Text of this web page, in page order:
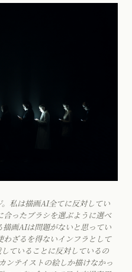
私は描画AI全てに反対してい
ったブラシを選ぶように選べ
描画AIは問題がないと思ってい
ざるを得ないインフラとして
ていることに反対しているの
テイストの絵しか描けなかっ